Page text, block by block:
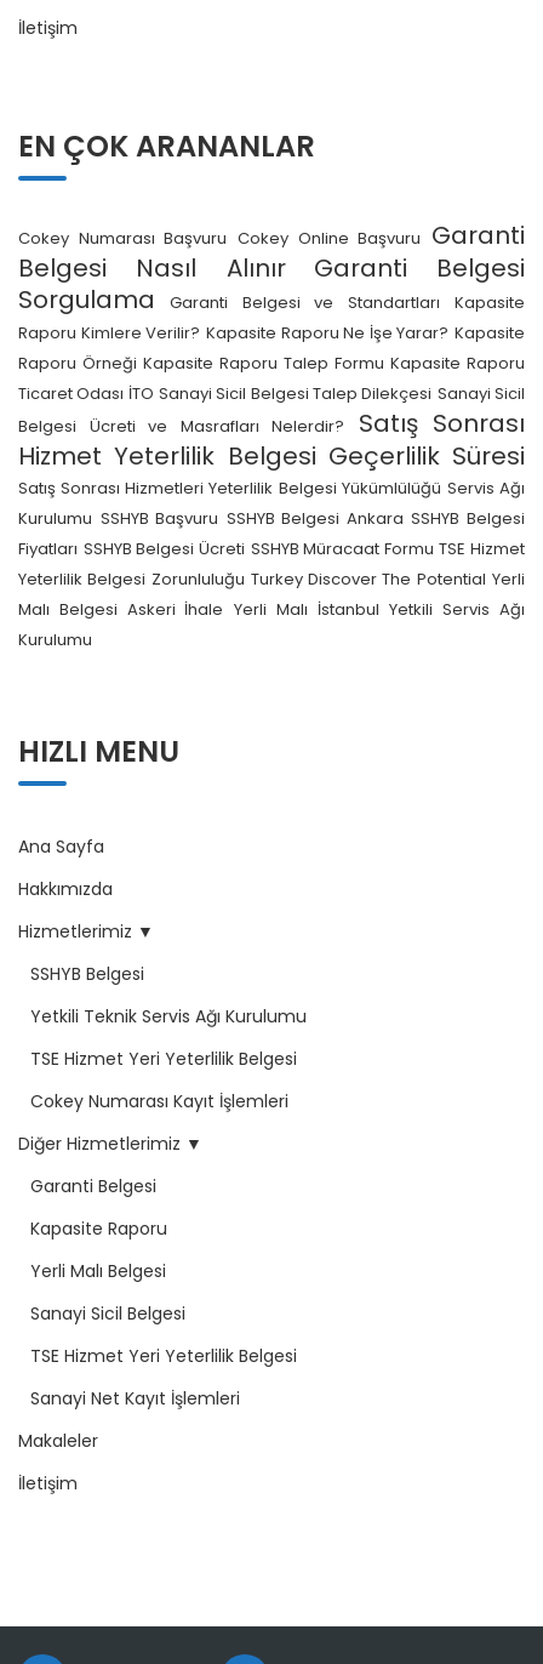
İletişim
EN ÇOK ARANANLAR
Cokey Numarası Başvuru Cokey Online Başvuru Garanti
Belgesi Nasıl Alınır
Garanti Belgesi
Sorgulama
Garanti Belgesi ve Standartları
Kapasite
Raporu Kimlere Verilir? Kapasite Raporu Ne İşe Yarar? Kapasite
Raporu Örneği Kapasite Raporu Talep Formu Kapasite Raporu
Ticaret Odası İTO Sanayi Sicil Belgesi Talep Dilekçesi Sanayi Sicil
Belgesi Ücreti ve Masrafları Nelerdir?
Satış Sonrası
Hizmet Yeterlilik Belgesi Geçerlilik Süresi
Satış Sonrası Hizmetleri Yeterlilik Belgesi Yükümlülüğü Servis Ağı
Kurulumu SSHYB Başvuru SSHYB Belgesi Ankara SSHYB Belgesi
Fiyatları SSHYB Belgesi Ücreti SSHYB Müracaat Formu TSE Hizmet
Yeterlilik Belgesi Zorunluluğu Turkey Discover The Potential Yerli
Malı Belgesi Askeri İhale Yerli Malı İstanbul Yetkili Servis Ağı
Kurulumu
HIZLI MENU
Ana Sayfa
Hakkımızda
Hizmetlerimiz ▼
SSHYB Belgesi
Yetkili Teknik Servis Ağı Kurulumu
TSE Hizmet Yeri Yeterlilik Belgesi
Cokey Numarası Kayıt İşlemleri
Diğer Hizmetlerimiz ▼
Garanti Belgesi
Kapasite Raporu
Yerli Malı Belgesi
Sanayi Sicil Belgesi
TSE Hizmet Yeri Yeterlilik Belgesi
Sanayi Net Kayıt İşlemleri
Makaleler
İletişim